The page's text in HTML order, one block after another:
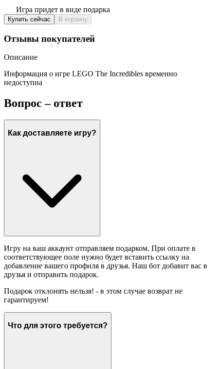
Игра придет в виде подарка
Купить сейчас В корзину
Отзывы покупателей
Описание
Информация о игре LEGO The Incredibles временно
недоступна
Вопрос – ответ
Как доставляете игру?
Игру на ваш аккаунт отправляем подарком. При оплате в
соответствующее поле нужно будет вставить ссылку на
добавление вашего профиля в друзья. Наш бот добавит вас в
друзья и отправить подарок.
Подарок отклонять нельзя! - в этом случае возврат не
гарантируем!
Что для этого требуется?